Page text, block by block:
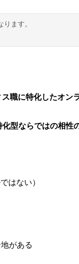
ます。
職に特化したオン
化型ならではの相性
はない）
がある